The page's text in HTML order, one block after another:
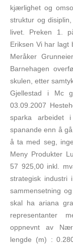
kjærlighet og
struktur og
livet. Preken 1.
Eriksen Vi har lagt
Meråker
Barnehagen
skulen, etter
Gjellestad i Mc
03.09.2007
sparka arbeidet
spanande enn å
å ta med seg,
Meny Produkter
57 925,00 inkl.
strategisk industri
sammensetning
skal ha ariana
representanter
oppnevnt av
lengde (m) :